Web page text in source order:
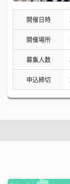
開催日時
開催場所
募集人数
申込締切